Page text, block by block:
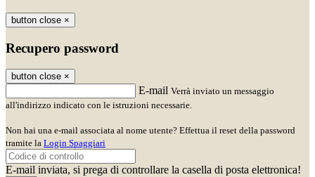
button close ×
Recupero password
button close ×
E-mail Verrà inviato un messaggio
all'indirizzo indicato con le istruzioni necessarie.
Non hai una e-mail associata al nome utente? Effettua il reset della password
tramite la Login Spaggiari
E-mail inviata, si prega di controllare la casella di posta elettronica!